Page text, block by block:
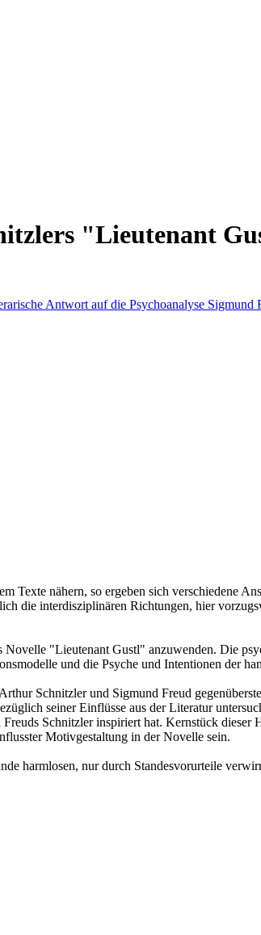
"Lieutenant
Texte nähern, so ergeben sich verschiedene
die interdisziplinären Richtungen, hier
"Lieutenant Gustl" anzuwenden. Die
und die Psyche und Intentionen der
Schnitzler und Sigmund Freud
seiner Einflüsse aus der Literatur
Schnitzler inspiriert hat. Kernstück
Motivgestaltung in der Novelle sein.
harmlosen, nur durch Standesvorurteile